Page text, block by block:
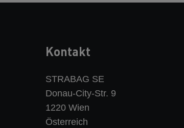
Kontakt
STRABAG SE
Donau-City-Str. 9
1220 Wien
Österreich